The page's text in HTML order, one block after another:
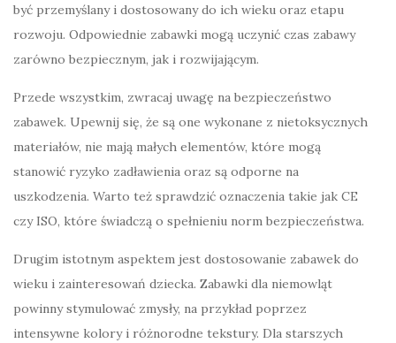
być przemyślany i dostosowany do ich wieku oraz etapu
rozwoju. Odpowiednie zabawki mogą uczynić czas zabawy
zarówno bezpiecznym, jak i rozwijającym.
Przede wszystkim, zwracaj uwagę na bezpieczeństwo
zabawek. Upewnij się, że są one wykonane z nietoksycznych
materiałów, nie mają małych elementów, które mogą
stanowić ryzyko zadławienia oraz są odporne na
uszkodzenia. Warto też sprawdzić oznaczenia takie jak CE
czy ISO, które świadczą o spełnieniu norm bezpieczeństwa.
Drugim istotnym aspektem jest dostosowanie zabawek do
wieku i zainteresowań dziecka. Zabawki dla niemowląt
powinny stymulować zmysły, na przykład poprzez
intensywne kolory i różnorodne tekstury. Dla starszych